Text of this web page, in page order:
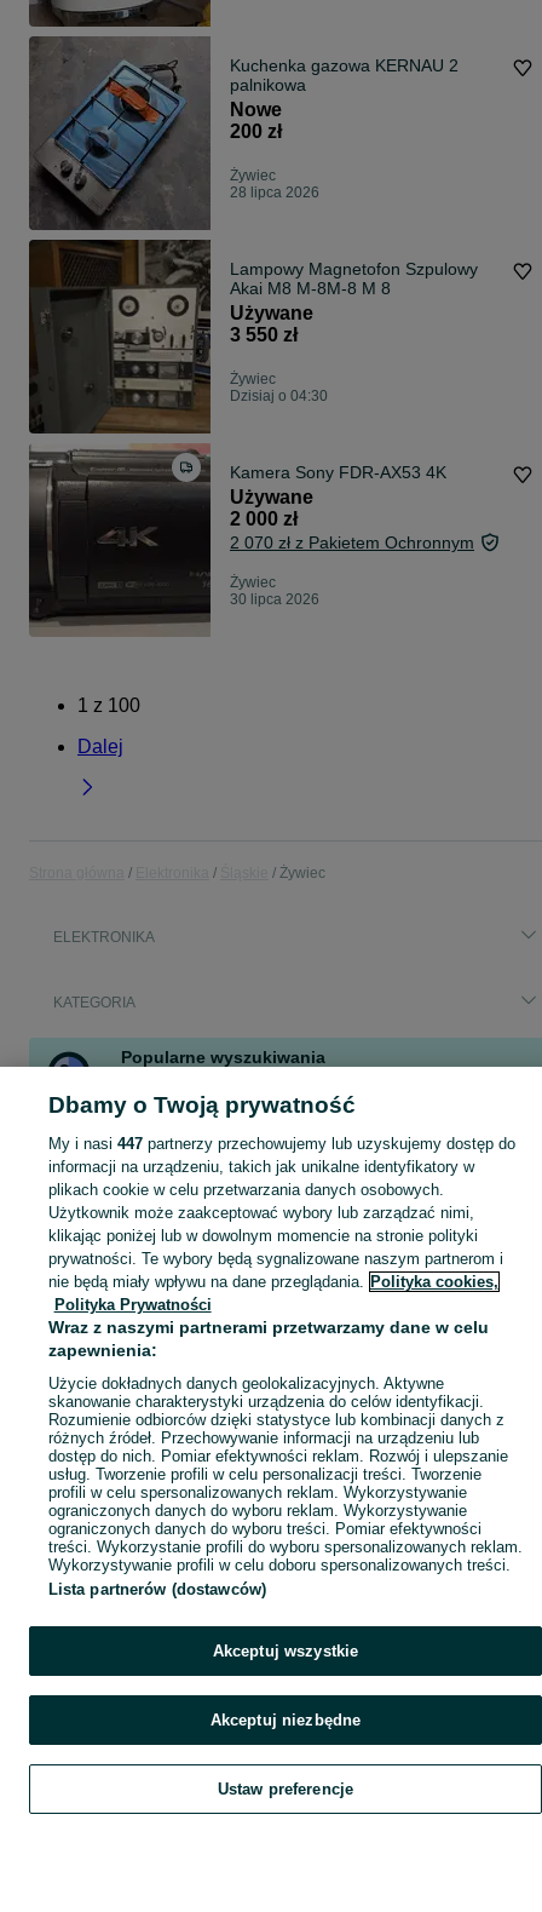
Kuchenka gazowa KERNAU 2
palnikowa
Nowe
200 zł
Żywiec
28 lipca 2026
Lampowy Magnetofon Szpulowy
Akai M8 M-8M-8 M 8
Używane
3 550 zł
Żywiec
Dzisiaj o 04:30
Kamera Sony FDR-AX53 4K
Używane
2 000 zł
2 070 zł z Pakietem Ochronnym
Żywiec
30 lipca 2026
1 z 100
Dalej
Żywiec
ELEKTRONIKA
KATEGORIA
Popularne wyszukiwania
pralka bosch górne ładowanie
Sprzedaż elektroniki Żywiec ▶️ szeroki wybór modeli i marek ✅ Nowe i używane oferty w atrakcyjnych cenach ☝ Sprawdź ogłoszenia online na OLX.pl!
Mapa kategorii
Mapa miejscowości
Mapa ministron
Popularne wyszukiwania
Szukaj Obserwujesz Dodaj Czat Konto
Dbamy o Twoją prywatność
My i nasi 447partnerzy przechowujemy lub uzyskujemy dostęp do
informacji na urządzeniu, takich jak unikalne identyfikatory w
plikach cookie w celu przetwarzania danych osobowych.
Użytkownik może zaakceptować wybory lub zarządzać nimi,
klikając poniżej lub w dowolnym momencie na stronie polityki
prywatności. Te wybory będą sygnalizowane naszym partnerom i
nie będą miały wpływu na dane przeglądania. Polityka cookies,
Polityka Prywatności
Wraz z naszymi partnerami przetwarzamy dane w celu
zapewnienia:
Użycie dokładnych danych geolokalizacyjnych. Aktywne
skanowanie charakterystyki urządzenia do celów identyfikacji.
Rozumienie odbiorców dzięki statystyce lub kombinacji danych z
różnych źródeł. Przechowywanie informacji na urządzeniu lub
dostęp do nich. Pomiar efektywności reklam. Rozwój i ulepszanie
usług. Tworzenie profili w celu personalizacji treści. Tworzenie
profili w celu spersonalizowanych reklam. Wykorzystywanie
ograniczonych danych do wyboru reklam. Wykorzystywanie
ograniczonych danych do wyboru treści. Pomiar efektywności
treści. Wykorzystanie profili do wyboru spersonalizowanych reklam.
Wykorzystywanie profili w celu doboru spersonalizowanych treści.
Lista partnerów (dostawców)
Akceptuj wszystkie
Akceptuj niezbędne
Ustaw preferencje